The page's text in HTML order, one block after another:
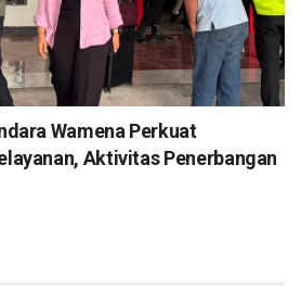
Wamena Perkuat
Aktivitas Penerbangan